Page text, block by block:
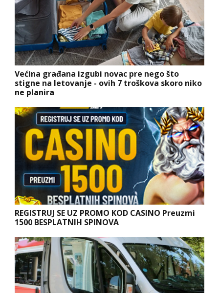
Većina građana izgubi novac pre nego što
stigne na letovanje - ovih 7 troškova skoro niko
ne planira
REGISTRUJ SE UZ PROMO KOD CASINO Preuzmi
1500 BESPLATNIH SPINOVA